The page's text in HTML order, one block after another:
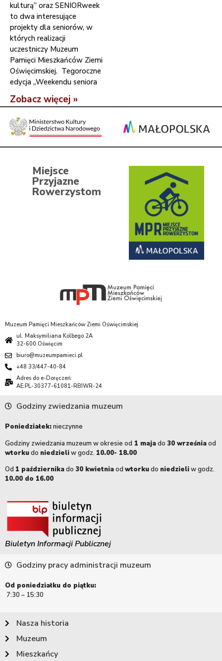
kulturą” oraz SENIORweek
to dwa interesujące
projekty dla seniorów, w
których realizacji
uczestniczy Muzeum
Pamięci Mieszkańców Ziemi
Oświęcimskiej. Tegoroczne
edycja „Weekendu seniora
Zobacz więcej »
Miejsce
Przyjazne
Rowerzystom
Muzeum Pamięci Mieszkańców Ziemi Oświęcimskiej
ul. Maksymiliana Kolbego 2A
32-600 Oświęcim
biuro@muzeumpamieci.pl
+48 33/447-40-84
Adres do e-Doręczeń:
AE:PL-30377-61081-RBIWR-24
Godziny zwiedzania muzeum
Poniedziałek:nieczynne
Godziny zwiedzania muzeum w okresie od 1 majado 30 wrześniaod
wtorkudo niedzieliw godz. 10.00- 18.00
Od 1 październikado 30 kwietniaod wtorkudo niedzieliw godz.
10.00 do 16.00
Biuletyn Informacji Publicznej
Godziny pracy administracji muzeum
Od poniedziałku do piątku:
7:30 – 15:30
Nasza historia
Muzeum
Mieszkańcy